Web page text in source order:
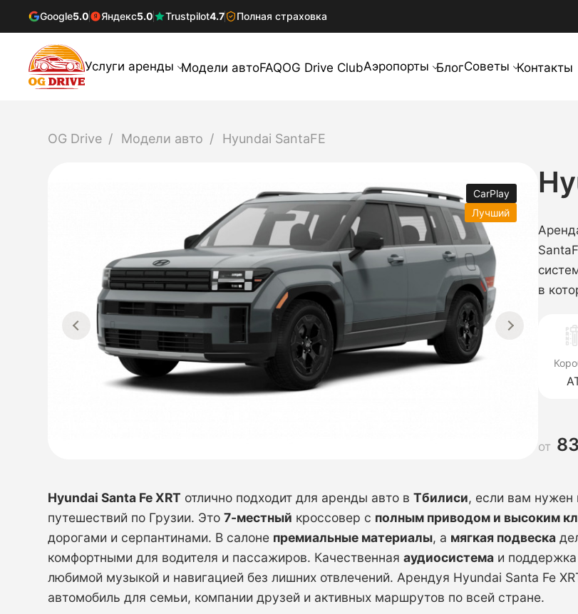
Google5.0 Яндекс5.0 Trustpilot4.7 Полная страховка
Услуги аренды Модели автоFAQOG Drive ClubАэропорты БлогСоветы Контакты
OG Drive Модели авто Hyundai SantaFE
CarPlay
Лучший
в
от
Hyundai Santa Fe XRT отлично подходит для аренды авто вТбилиси, если вам нужен
путешествий по Грузии. Это7-местный кроссовер с полным приводом и высоким
дорогами и серпантинами. В салоне премиальные материалы, а мягкая подвеска
комфортными для водителя и пассажиров. Качественнаяаудиосистема и поддержка
любимой музыкой и навигацией без лишних отвлечений. Арендуя Hyundai Santa Fe
автомобиль для семьи, компании друзей и активных маршрутов по всей стране.